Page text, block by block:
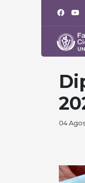
04